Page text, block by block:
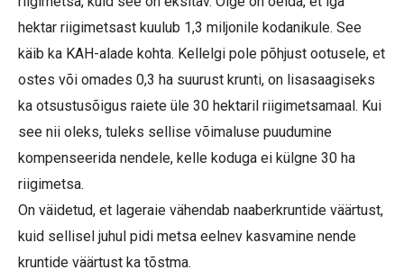
hektar riigimetsast kuulub 1,3 miljonile kodanikule. See
käib ka KAH-alade kohta. Kellelgi pole põhjust ootusele, et
ostes või omades 0,3 ha suurust krunti, on lisasaagiseks
ka otsustusõigus raiete üle 30 hektaril riigimetsamaal. Kui
see nii oleks, tuleks sellise võimaluse puudumine
kompenseerida nendele, kelle koduga ei külgne 30 ha
riigimetsa.
On väidetud, et lageraie vähendab naaberkruntide väärtust,
kuid sellisel juhul pidi metsa eelnev kasvamine nende
kruntide väärtust ka tõstma.